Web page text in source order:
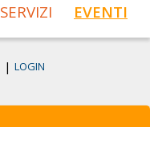
SERVIZI EVENTI
| LOGIN